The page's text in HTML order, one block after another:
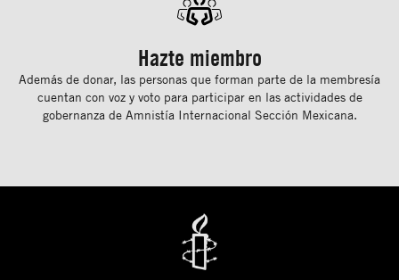
Hazte miembro
Además de donar, las personas que forman parte de la membresía
cuentan con voz y voto para participar en las actividades de
gobernanza de Amnistía Internacional Sección Mexicana.